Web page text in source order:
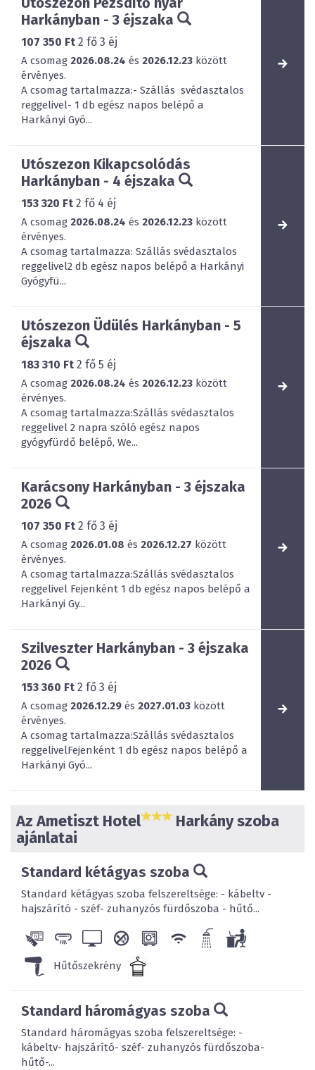
Harkányban - 3 éjszaka
107 350 Ft 2 fő 3 éj
A csomag 2026.08.24 és 2026.12.23 között
érvényes.
A csomag tartalmazza:- Szállás svédasztalos
reggelivel- 1 db egész napos belépő a
Harkányi Gyó...
Utószezon Kikapcsolódás
Harkányban - 4 éjszaka
153 320 Ft 2 fő 4 éj
A csomag 2026.08.24 és 2026.12.23 között
érvényes.
A csomag tartalmazza: Szállás svédasztalos
reggelivel2 db egész napos belépő a Harkányi
Gyógyfü...
Utószezon Üdülés Harkányban - 5
éjszaka
183 310 Ft 2 fő 5 éj
A csomag 2026.08.24 és 2026.12.23 között
érvényes.
A csomag tartalmazza:Szállás svédasztalos
reggelivel 2 napra szóló egész napos
gyógyfürdő belépő, We...
Karácsony Harkányban - 3 éjszaka
2026
107 350 Ft 2 fő 3 éj
A csomag 2026.01.08 és 2026.12.27 között
érvényes.
A csomag tartalmazza:Szállás svédasztalos
reggelivel Fejenként 1 db egész napos belépő a
Harkányi Gy...
Szilveszter Harkányban - 3 éjszaka
2026
153 360 Ft 2 fő 3 éj
A csomag 2026.12.29 és 2027.01.03 között
érvényes.
A csomag tartalmazza:Szállás svédasztalos
reggelivelFejenként 1 db egész napos belépő a
Harkányi Gyó...
Az Ametiszt Hotel
Harkány szoba
ajánlatai
Standard kétágyas szoba
Standard kétágyas szoba felszereltsége: - kábeltv -
hajszárító - széf- zuhanyzós fürdőszoba - hűtő...
Hűtőszekrény
Standard háromágyas szoba
Standard háromágyas szoba felszereltsége: -
kábeltv- hajszárító- széf- zuhanyzós fürdőszoba-
hűtő-...